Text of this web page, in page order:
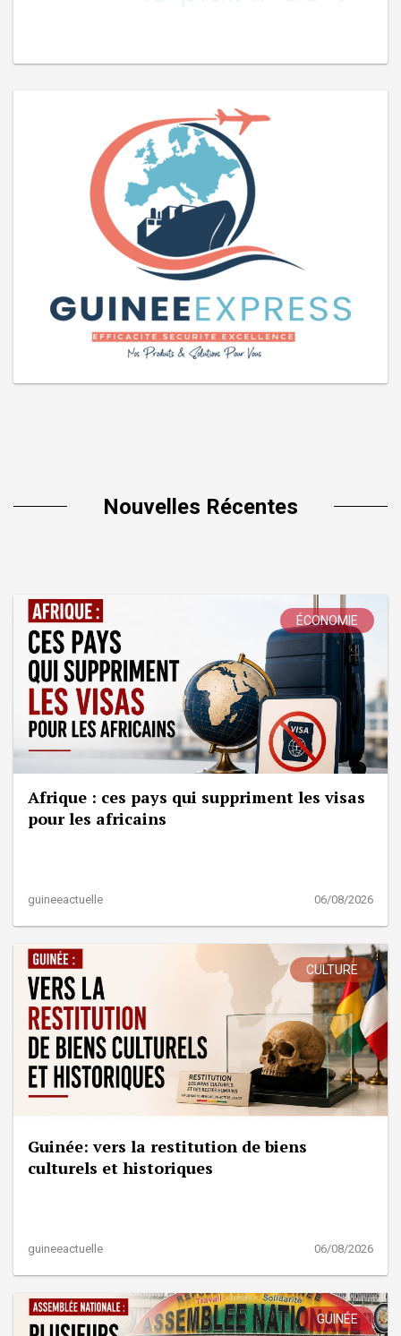
Nouvelles Récentes
ÉCONOMIE
Afrique : ces pays qui suppriment les visas
pour les africains
guineeactuelle 06/08/2026
CULTURE
Guinée: vers la restitution de biens
culturels et historiques
guineeactuelle 06/08/2026
GUINÉE